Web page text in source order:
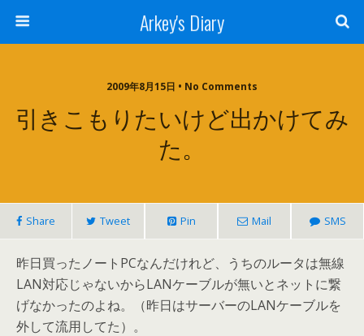
Arkey's Diary
2009年8月15日 • No Comments
引きこもりたいけど出かけてみ
た。
Share Tweet Pin Mail SMS
昨日買ったノートPCなんだけれど、うちのルータは無線
LAN対応じゃないからLANケーブルが無いとネットに繋
げなかったのよね。（昨日はサーバーのLANケーブルを
外して流用してた）。